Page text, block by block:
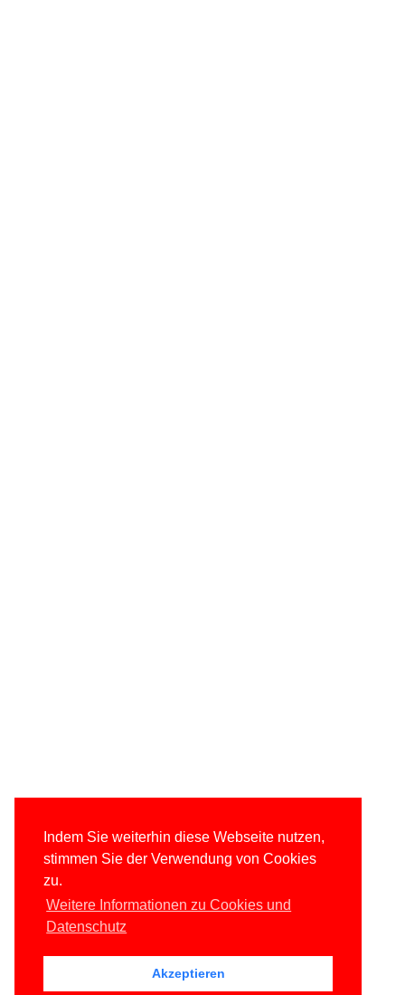
Indem Sie weiterhin diese Webseite nutzen,
stimmen Sie der Verwendung von Cookies
zu.
Weitere Informationen zu Cookies und
Datenschutz
Akzeptieren